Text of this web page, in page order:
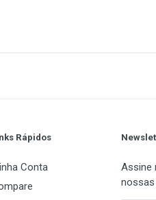
Rápidos
Conta
Assine